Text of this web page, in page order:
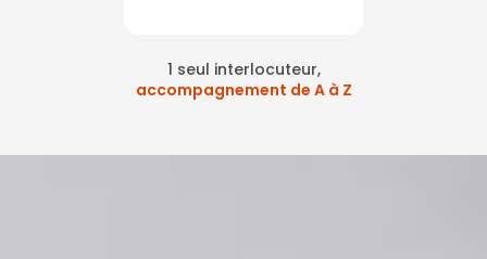
1 seul interlocuteur,
accompagnement de A à Z